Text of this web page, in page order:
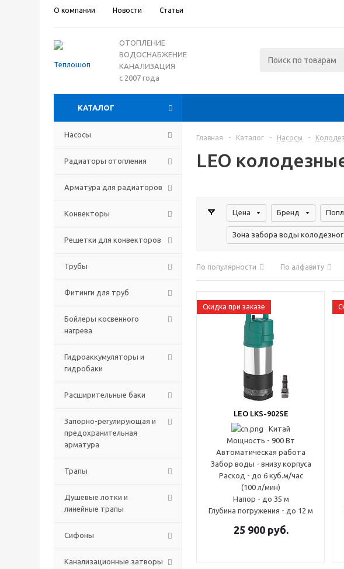
О компании Новости Статьи
ОТОПЛЕНИЕ
ВОДОСНАБЖЕНИЕ
КАНАЛИЗАЦИЯ
с 2007 года
КАТАЛОГ
Насосы
Радиаторы отопления
Арматура для радиаторов
Конвекторы
Решетки для конвекторов
Трубы
Фитинги для труб
Бойлеры косвенного
нагрева
Гидроаккумуляторы и
гидробаки
Расширительные баки
Запорно-регулирующая и
предохранительная
арматура
Трапы
Душевые лотки и
линейные трапы
Сифоны
Канализационные затворы
Главная - Каталог - Насосы -
LEO
Цена Бренд
Зона забора воды
По популярности По алфавиту
Скидка при заказе
LEO LKS-902SE
Китай
Мощность - 900 Вт
Автоматическая работа
Забор воды - внизу корпуса
Расход - до 6 куб.м/час
(100 л/мин)
Напор - до 35 м
Глубина погружения - до 12 м
25 900руб.